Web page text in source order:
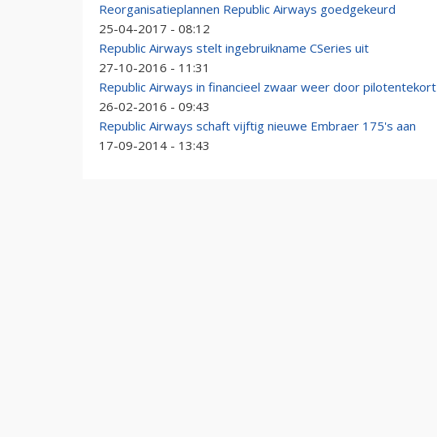
Reorganisatieplannen Republic Airways goedgekeurd
25-04-2017 - 08:12
Republic Airways stelt ingebruikname CSeries uit
27-10-2016 - 11:31
Republic Airways in financieel zwaar weer door pilotentekort
26-02-2016 - 09:43
Republic Airways schaft vijftig nieuwe Embraer 175's aan
17-09-2014 - 13:43